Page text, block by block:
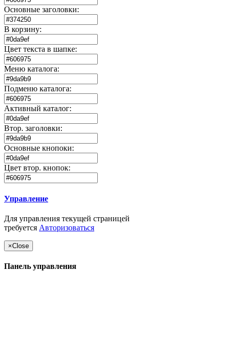
Основные заголовки:
В корзину:
Цвет текста в шапке:
Меню каталога:
Подменю каталога:
Активный каталог:
Втор. заголовки:
Основные кнопоки:
Цвет втор. кнопок:
Управление
Для управления текущей страницей
требуется Авторизоваться
×Close
Панель управления